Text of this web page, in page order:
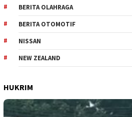
BERITA OLAHRAGA
BERITA OTOMOTIF
NISSAN
NEW ZEALAND
HUKRIM